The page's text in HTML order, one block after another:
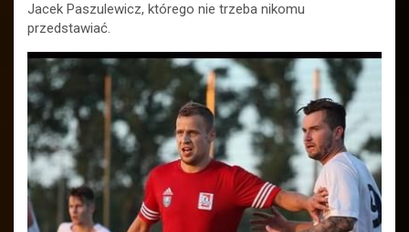
Jacek Paszulewicz, którego nie trzeba nikomu
przedstawiać.